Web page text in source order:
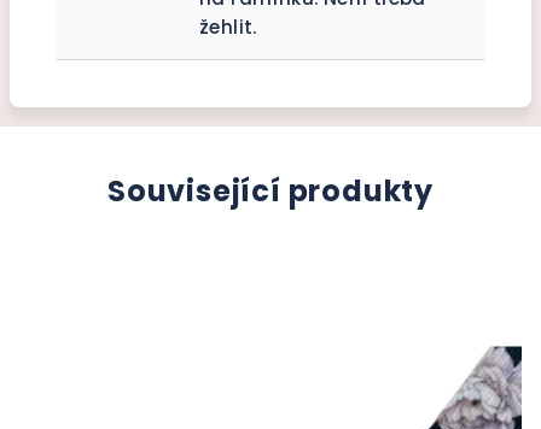
žehlit.
Související produkty